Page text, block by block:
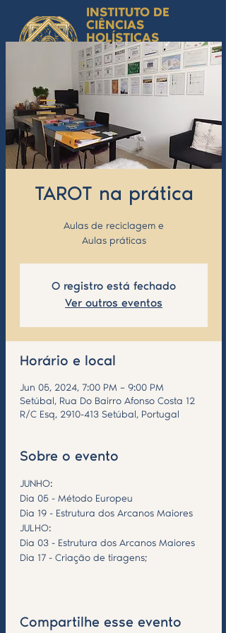
INSTITUTO DE
CIÊNCIAS
HOLÍSTICAS
by Isabel Valente Gomes
Ciência Simbólica
Aplicada e
Desenvolvimento
TAROT na prática
Aulas de reciclagem e
Aulas práticas
O registro está fechado
Ver outros eventos
Horário e local
Jun 05, 2024, 7:00 PM – 9:00 PM
Setúbal, Rua Do Bairro Afonso Costa 12
R/C Esq, 2910-413 Setúbal, Portugal
Sobre o evento
JUNHO:
Dia 05 - Método Europeu
Dia 19 - Estrutura dos Arcanos Maiores
JULHO:
Dia 03 - Estrutura dos Arcanos Maiores
Dia 17 - Criação de tiragens;
Compartilhe esse evento